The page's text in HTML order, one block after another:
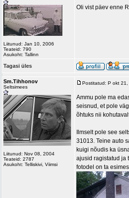
Liitunud: Jan 10, 2006
Teateid: 790
Asukoht: Tallinn
Oli vist päev enne
Tagasi üles
Sm.Tihhonov
Seltsimees
Liitunud: Nov 08, 2004
Teateid: 2787
Asukoht: Telliskivi, Viimsi
Postitatud: P okt
Ammu pole ma
seisnud, et pole
õhtuks nii
Ilmselt pole see
31013. Teine auto
kuigi nõudis ka
ajusid ragistatud ja
fotodel on ta